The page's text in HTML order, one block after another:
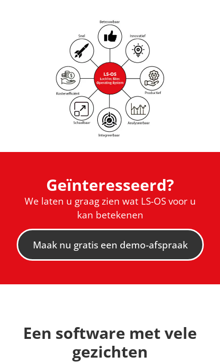
Geïnteresseerd?
We laten u graag zien wat LS-OS voor u
kan betekenen
Maak nu gratis een demo-afspraak
Een software met vele
gezichten